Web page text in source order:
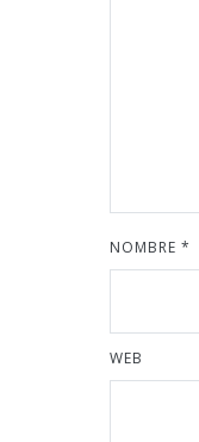
NOMBRE *
WEB